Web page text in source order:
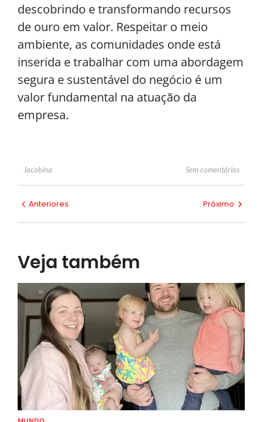
descobrindo e transformando recursos
de ouro em valor. Respeitar o meio
ambiente, as comunidades onde está
inserida e trabalhar com uma abordagem
segura e sustentável do negócio é um
valor fundamental na atuação da
empresa.
Jacobina Sem comentários
Anteriores Próximo
Veja também